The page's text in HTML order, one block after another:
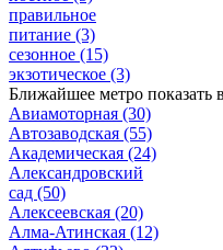
правильное
питание (3)
сезонное (15)
экзотическое (3)
Ближайшее метро показать
Авиамоторная (30)
Автозаводская (55)
Академическая (24)
Александровский
сад (50)
Алексеевская (20)
Алма-Атинская (12)